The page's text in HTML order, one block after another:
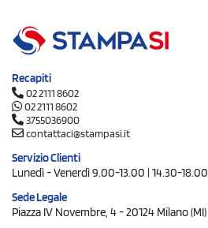
Recapiti
02 2111 8602
02 2111 8602
3755036900
contattaci@stampasi.it
Servizio Clienti
Lunedì - Venerdì 9.00-13.00 | 14.30-18.00
Sede Legale
Piazza IV Novembre, 4 - 20124 Milano (MI)